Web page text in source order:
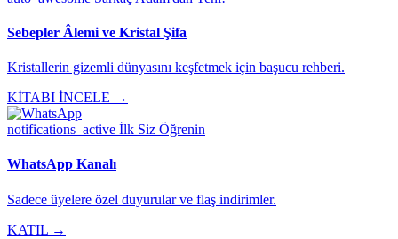
Sebepler Âlemi ve Kristal Şifa
Kristallerin gizemli dünyasını keşfetmek için başucu rehberi.
KİTABI İNCELE →
notifications_active İlk Siz Öğrenin
WhatsApp Kanalı
Sadece üyelere özel duyurular ve flaş indirimler.
KATIL →